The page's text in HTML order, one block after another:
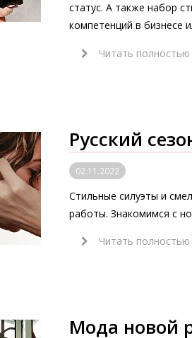
статус. А также набор
компетенций в бизнесе
Читать полностью
Русский
02.11.2022
Стильные силуэты и
работы. Знакомимся с
Читать полностью
Мода новой